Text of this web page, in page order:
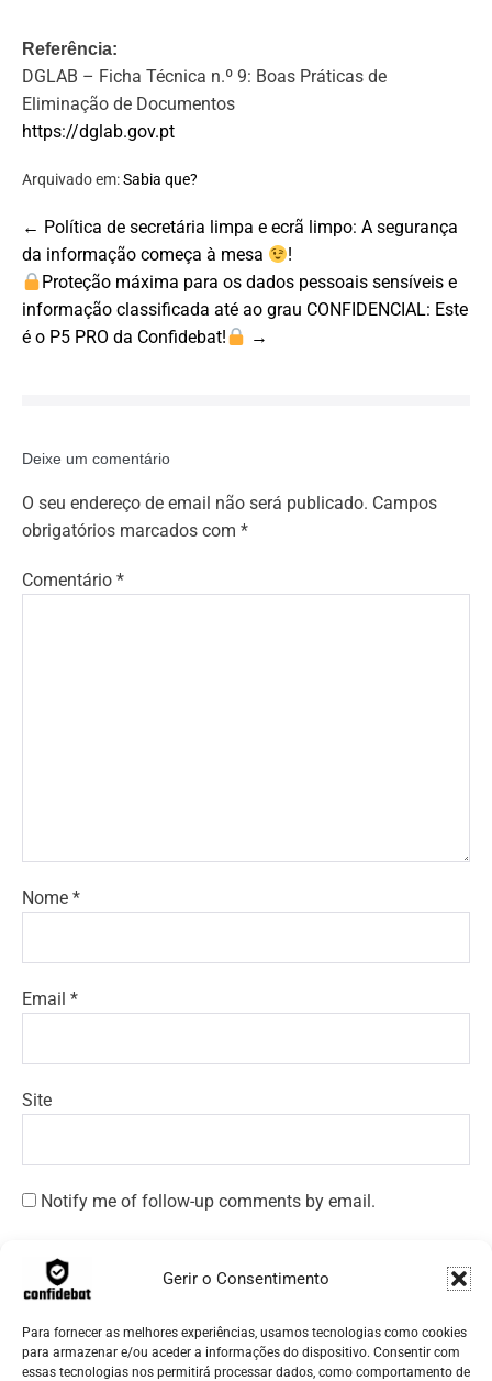
Gerir o Consentimento
Para fornecer as melhores experiências, usamos tecnologias como cookies
para armazenar e/ou aceder a informações do dispositivo. Consentir com
essas tecnologias nos permitirá processar dados, como comportamento de
Referência:
DGLAB – Ficha Técnica n.º 9: Boas Práticas de
Eliminação de Documentos
https://dglab.gov.pt
Arquivado em:Sabia que?
Post
Navigation
← Política de secretária limpa e ecrã limpo: A segurança
da informação começa à mesa
!
Proteção máxima para os dados pessoais sensíveis e
informação classificada até ao grau CONFIDENCIAL: Este
é o P5 PRO da Confidebat!
→
Deixe um comentário
O seu endereço de email não será publicado. Campos
obrigatórios marcados com *
Comentário *
Nome *
Email *
Site
Notify me of follow-up comments by email.